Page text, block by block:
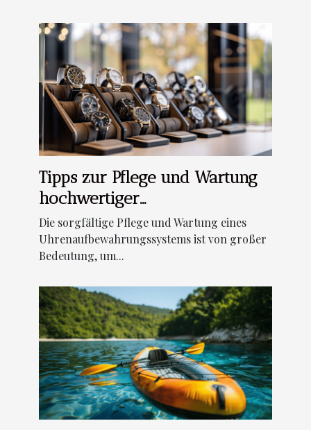
Tipps zur Pflege und Wartung
hochwertiger
Uhrenaufbewahrungssysteme
Die sorgfältige Pflege und Wartung eines
Uhrenaufbewahrungssystems ist von großer
Bedeutung, um...